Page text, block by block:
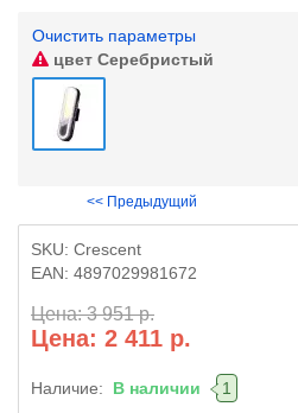
Очистить параметры
цвет Серебристый
<< Предыдущий
SKU: Crescent
EAN: 4897029981672
Цена: 3 951 р.
Цена: 2 411 р.
Наличие: В наличии 1